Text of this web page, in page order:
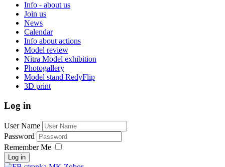
Info - about us
Join us
News
Calendar
Info about actions
Model review
Nitra Model exhibition
Photogallery
Model stand RedyFlip
3D print
Log in
User Name
Password
Remember Me
Log in